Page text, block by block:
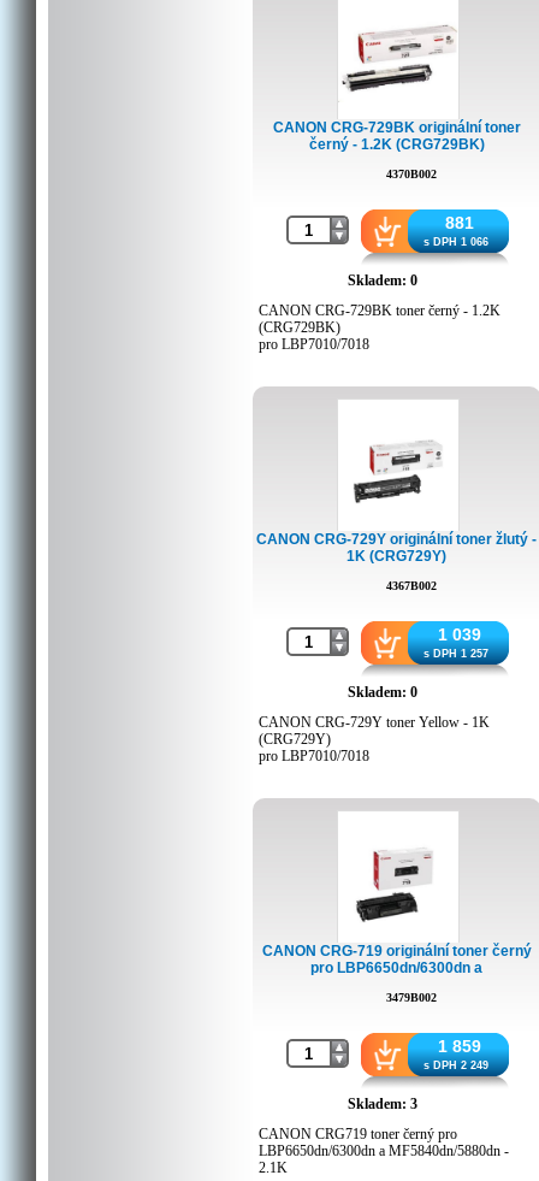
CANON CRG-729BK originální toner
černý - 1.2K (CRG729BK)
4370B002
881
s DPH 1 066
Skladem: 0
CANON CRG-729BK toner černý - 1.2K
(CRG729BK)
pro LBP7010/7018
CANON CRG-729Y originální toner žlutý -
1K (CRG729Y)
4367B002
1 039
s DPH 1 257
Skladem: 0
CANON CRG-729Y toner Yellow - 1K
(CRG729Y)
pro LBP7010/7018
CANON CRG-719 originální toner černý
pro LBP6650dn/6300dn a
3479B002
1 859
s DPH 2 249
Skladem: 3
CANON CRG719 toner černý pro
LBP6650dn/6300dn a MF5840dn/5880dn -
2.1K